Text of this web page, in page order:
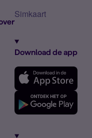
Simkaart
Download de app